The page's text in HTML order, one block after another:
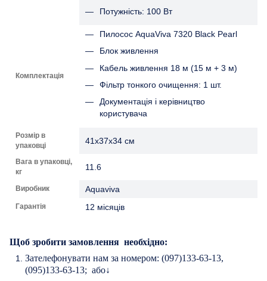
Потужність: 100 Вт
Комплектація
Пилосос AquaViva 7320 Black Pearl
Блок живлення
Кабель живлення 18 м (15 м + 3 м)
Фільтр тонкого очищення: 1 шт.
Документація і керівництво
користувача
Розмір в
упаковці
41х37х34 см
Вага в упаковці,
кг
11.6
Виробник Aquaviva
Гарантія 12 місяців
Щоб зробити замовлення необхідно:
Зателефонувати нам за номером: (097)133-63-13,
(095)133-63-13; або↓